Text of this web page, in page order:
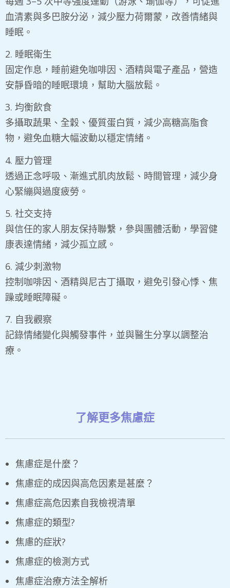
血清素與多巴胺分泌，減少壓力荷爾蒙，改善情緒與
睡眠。
​2. 睡眠衛生
固定作息，睡前避免咖啡因、酒精與電子產品，營造
安靜昏暗的睡眠環境，幫助大腦放鬆。
​3. 均衡飲食
多攝取蔬果、全穀、優質蛋白質，減少高糖高脂食
物，避免血糖大幅波動以穩定情緒。
​4. 壓力管理
透過正念呼吸、漸進式肌肉放鬆、時間管理，減少身
心緊繃與過度疲勞。
​5. 社交支持
與信任的家人朋友保持聯繫，參與團體活動，學習健
康表達情緒，減少孤立感。
​6. 減少刺激物
控制咖啡因、酒精與尼古丁攝取，避免引發心悸、焦
躁或睡眠障礙。
​7. 自我觀察
記錄情緒變化與觸發事件，並與醫生分享以調整治
療。
了解更多焦慮症
焦慮症是什麼？
焦慮症的成因與高危因素是甚麼？
焦慮症高危因素自我檢視清單​
焦慮症的類型?
焦慮的症狀?
焦慮症的檢測方式
焦慮症治療方法全解析